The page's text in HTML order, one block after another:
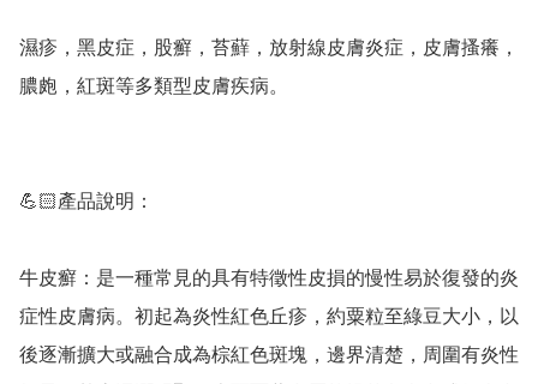
濕疹，黑皮症，股癬，苔蘚，放射線皮膚炎症，皮膚搔癢，
膿皰，紅斑等多類型皮膚疾病。
💪🏻產品說明：
牛皮癬：是一種常見的具有特徵性皮損的慢性易於復發的炎
症性皮膚病。初起為炎性紅色丘疹，約粟粒至綠豆大小，以
後逐漸擴大或融合成為棕紅色斑塊，邊界清楚，周圍有炎性